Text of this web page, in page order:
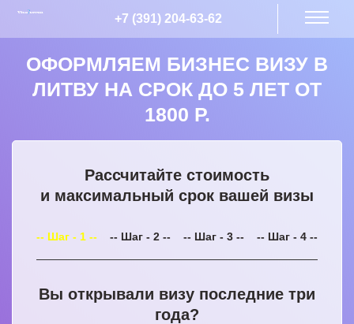
+7 (391) 204-63-62
ОФОРМЛЯЕМ БИЗНЕС ВИЗУ В
ЛИТВУ НА СРОК ДО 5 ЛЕТ ОТ
1800 Р.
Рассчитайте стоимость
и максимальный срок вашей визы
-- Шаг - 1 -- -- Шаг - 2 -- -- Шаг - 3 -- -- Шаг - 4 --
Вы открывали визу последние три
года?